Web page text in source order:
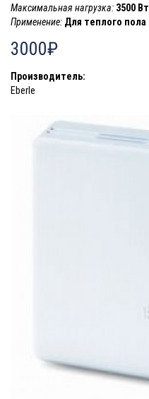
Максимальная нагрузка: 3500 Вт
Применение: Для теплого пола
3000₽
Производитель:
Eberle